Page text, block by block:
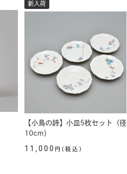
新入荷
【小鳥の詩】小皿5枚セット（径
10cm）
11,000 円(税込)